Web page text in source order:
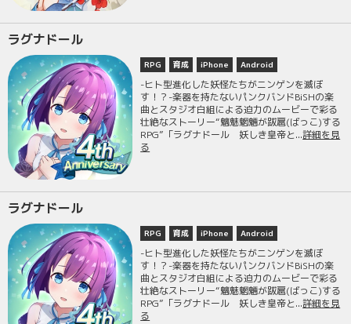
ラグナドール
RPG 育成 iPhone Android
-ヒト型進化した妖怪たちがニンゲンを滅ぼ
す！？-楽器を持たないパンクバンドBiSHの楽
曲とスタジオ白組による迫力のムービーで彩る
壮絶なストーリー“魑魅魍魎が跋扈(ばっこ)する
RPG”「ラグナドール 妖しき皇帝と...詳細を見
る
ラグナドール
RPG 育成 iPhone Android
-ヒト型進化した妖怪たちがニンゲンを滅ぼ
す！？-楽器を持たないパンクバンドBiSHの楽
曲とスタジオ白組による迫力のムービーで彩る
壮絶なストーリー“魑魅魍魎が跋扈(ばっこ)する
RPG”「ラグナドール 妖しき皇帝と...詳細を見
る